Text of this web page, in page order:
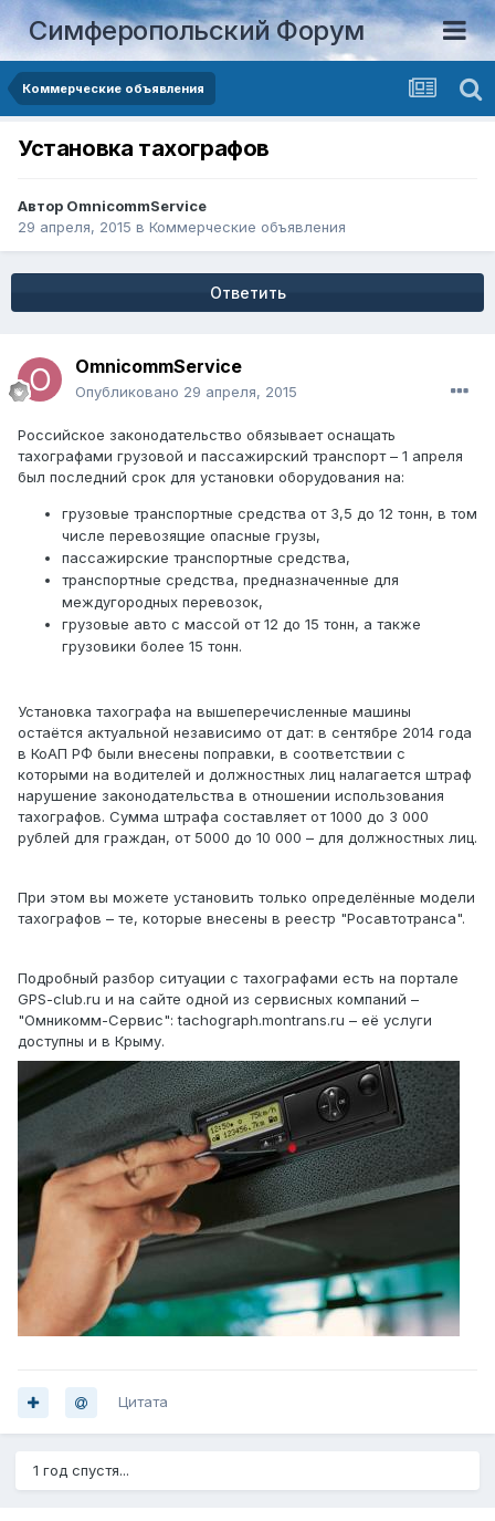
Симферопольский Форум
Коммерческие объявления
Установка тахографов
Автор OmnicommService
29 апреля, 2015 в Коммерческие объявления
Ответить
OmnicommService
Опубликовано 29 апреля, 2015
Российское законодательство обязывает оснащать
тахографами грузовой и пассажирский транспорт – 1 апреля
был последний срок для установки оборудования на:
грузовые транспортные средства от 3,5 до 12 тонн, в том
числе перевозящие опасные грузы,
пассажирские транспортные средства,
транспортные средства, предназначенные для
междугородных перевозок,
грузовые авто с массой от 12 до 15 тонн, а также
грузовики более 15 тонн.
Установка тахографа на вышеперечисленные машины
остаётся актуальной независимо от дат: в сентябре 2014 года
в КоАП РФ были внесены поправки, в соответствии с
которыми на водителей и должностных лиц налагается штраф
нарушение законодательства в отношении использования
тахографов. Сумма штрафа составляет от 1000 до 3 000
рублей для граждан, от 5000 до 10 000 – для должностных лиц.
При этом вы можете установить только определённые модели
тахографов – те, которые внесены в реестр "Росавтотранса".
Подробный разбор ситуации с тахографами есть на портале
GPS-club.ru и на сайте одной из сервисных компаний –
"Омникомм-Сервис": tachograph.montrans.ru – её услуги
доступны и в Крыму.
Цитата
1 год спустя...